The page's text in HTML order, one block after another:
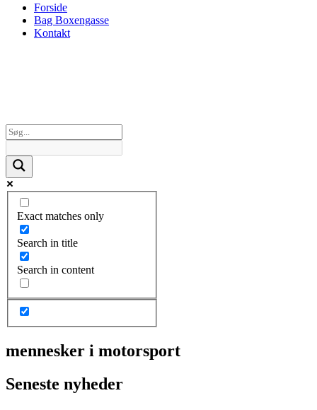
Forside
Bag Boxengasse
Kontakt
Exact matches only
Search in title
Search in content
mennesker i motorsport
Seneste nyheder